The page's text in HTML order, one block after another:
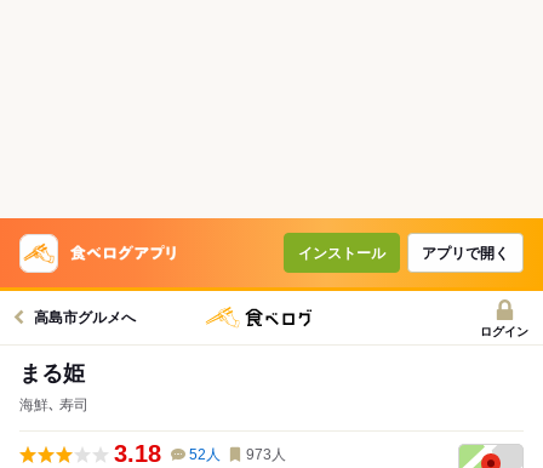
インストール アプリで開く
高島市グルメへ
ログイン
まる姫
海鮮､ 寿司
3.18 52 人 973 人